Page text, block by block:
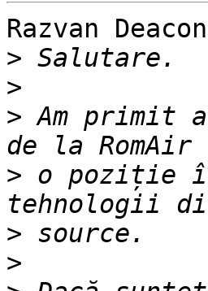
Razvan
>
>
> Am primit
> o poziție
>
>